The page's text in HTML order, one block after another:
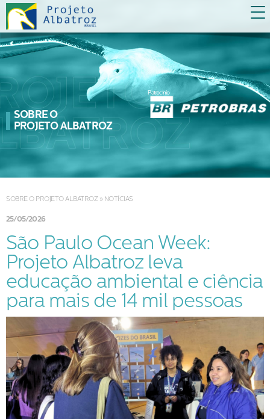
Patrocínio
SOBRE O
PROJETO ALBATROZ
SOBRE O PROJETO ALBATROZ » NOTÍCIAS
25/05/2026
São Paulo Ocean Week:
Projeto Albatroz leva
educação ambiental e ciência
para mais de 14 mil pessoas